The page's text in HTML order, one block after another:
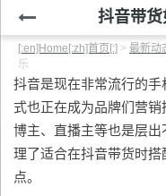
抖音带
[:en]Home[:zh]首页[:] > 最新动
乐
抖音是现在非常流行的
式也正在成为品牌们营
博主、直播主等也是层
理了适合在抖音带货时搭
点。